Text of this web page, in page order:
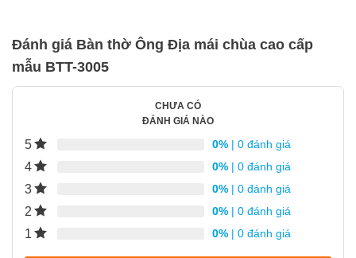
Đánh giá Bàn thờ Ông Địa mái chùa cao cấp
mẫu BTT-3005
CHƯA CÓ
ĐÁNH GIÁ NÀO
5 0% | 0 đánh giá
4 0% | 0 đánh giá
3 0% | 0 đánh giá
2 0% | 0 đánh giá
1 0% | 0 đánh giá